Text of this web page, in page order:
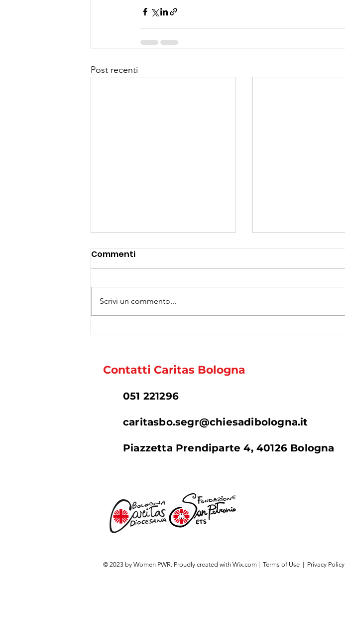
Post recenti
Un ponte tra Bologna e le
Commenti
Scrivi un commento...
© 2023 by Women PWR. Proudly created with Wix.com Terms of Use Privacy Policy
051 221296
caritasbo.segr@chiesadibologna.it
Piazzetta Prendiparte 4, 40126 Bologna
Contatti Caritas Bologna